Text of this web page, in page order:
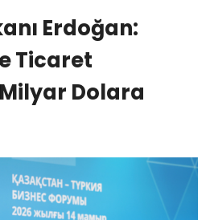
Erdoğan:
Ticaret
Dolara